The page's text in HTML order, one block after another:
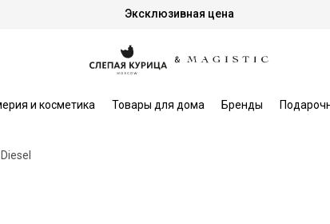
Эксклюзивная цена
и косметика Товары для дома Бренды
Diesel